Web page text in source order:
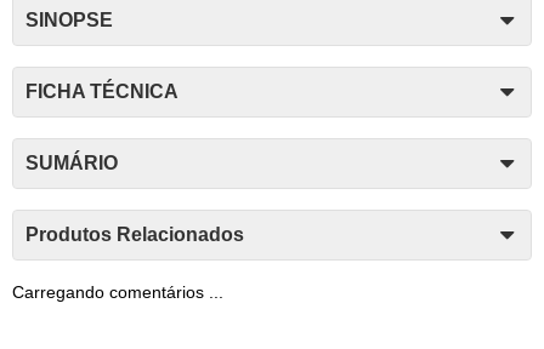
SINOPSE
FICHA TÉCNICA
SUMÁRIO
Produtos Relacionados
Carregando comentários ...